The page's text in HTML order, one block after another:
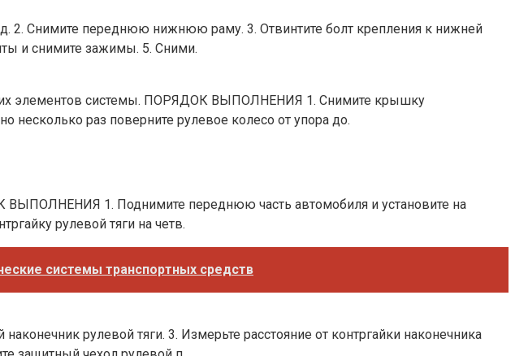
Снимите переднюю нижнюю раму. 3. Отвинтите болт крепления к нижней
и снимите зажимы. 5. Сними.
элементов системы. ПОРЯДОК ВЫПОЛНЕНИЯ 1. Снимите крышку
несколько раз поверните рулевое колесо от упора до.
ВЫПОЛНЕНИЯ 1. Поднимите переднюю часть автомобиля и установите на
рулевой тяги на четв.
системы транспортных средств
рулевой тяги. 3. Измерьте расстояние от контргайки наконечника